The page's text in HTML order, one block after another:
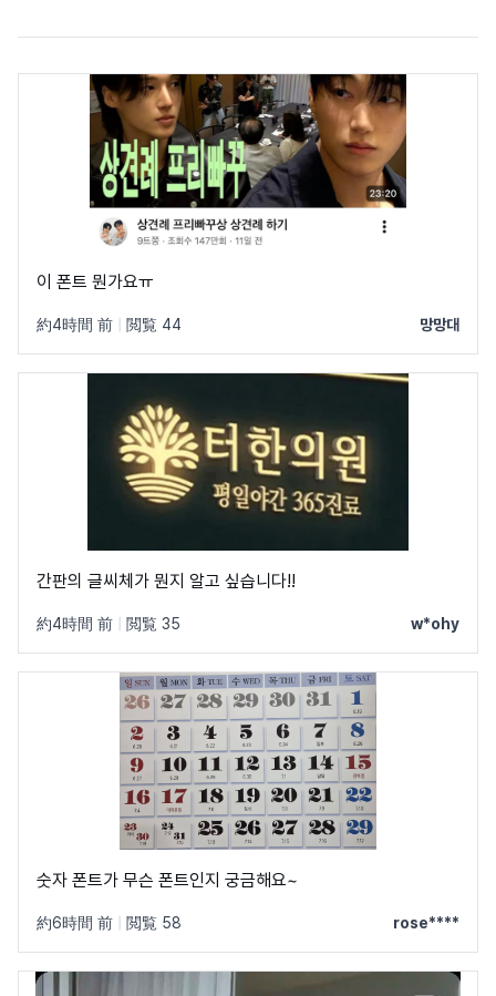
이 폰트 뭔가요ㅠ
約4時間 前 閲覧 44 망망대
간판의 글씨체가 뭔지 알고 싶습니다!!
約4時間 前 閲覧 35 w*ohy
숫자 폰트가 무슨 폰트인지 궁금해요~
約6時間 前 閲覧 58 rose****